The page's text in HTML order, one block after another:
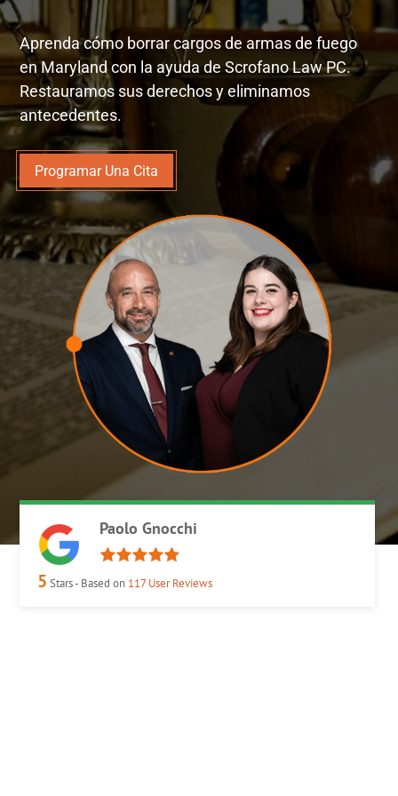
Aprenda cómo borrar cargos de armas de fuego
en Maryland con la ayuda de Scrofano Law PC.
Restauramos sus derechos y eliminamos
antecedentes.
Programar Una Cita
Paolo Gnocchi
5 Stars - Based on 117User Reviews